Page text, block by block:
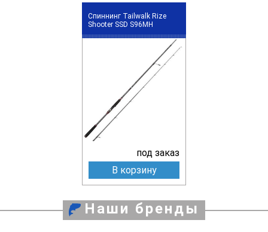
Спиннинг Tailwalk Rize
Shooter SSD S96MH
под заказ
В корзину
Наши бренды